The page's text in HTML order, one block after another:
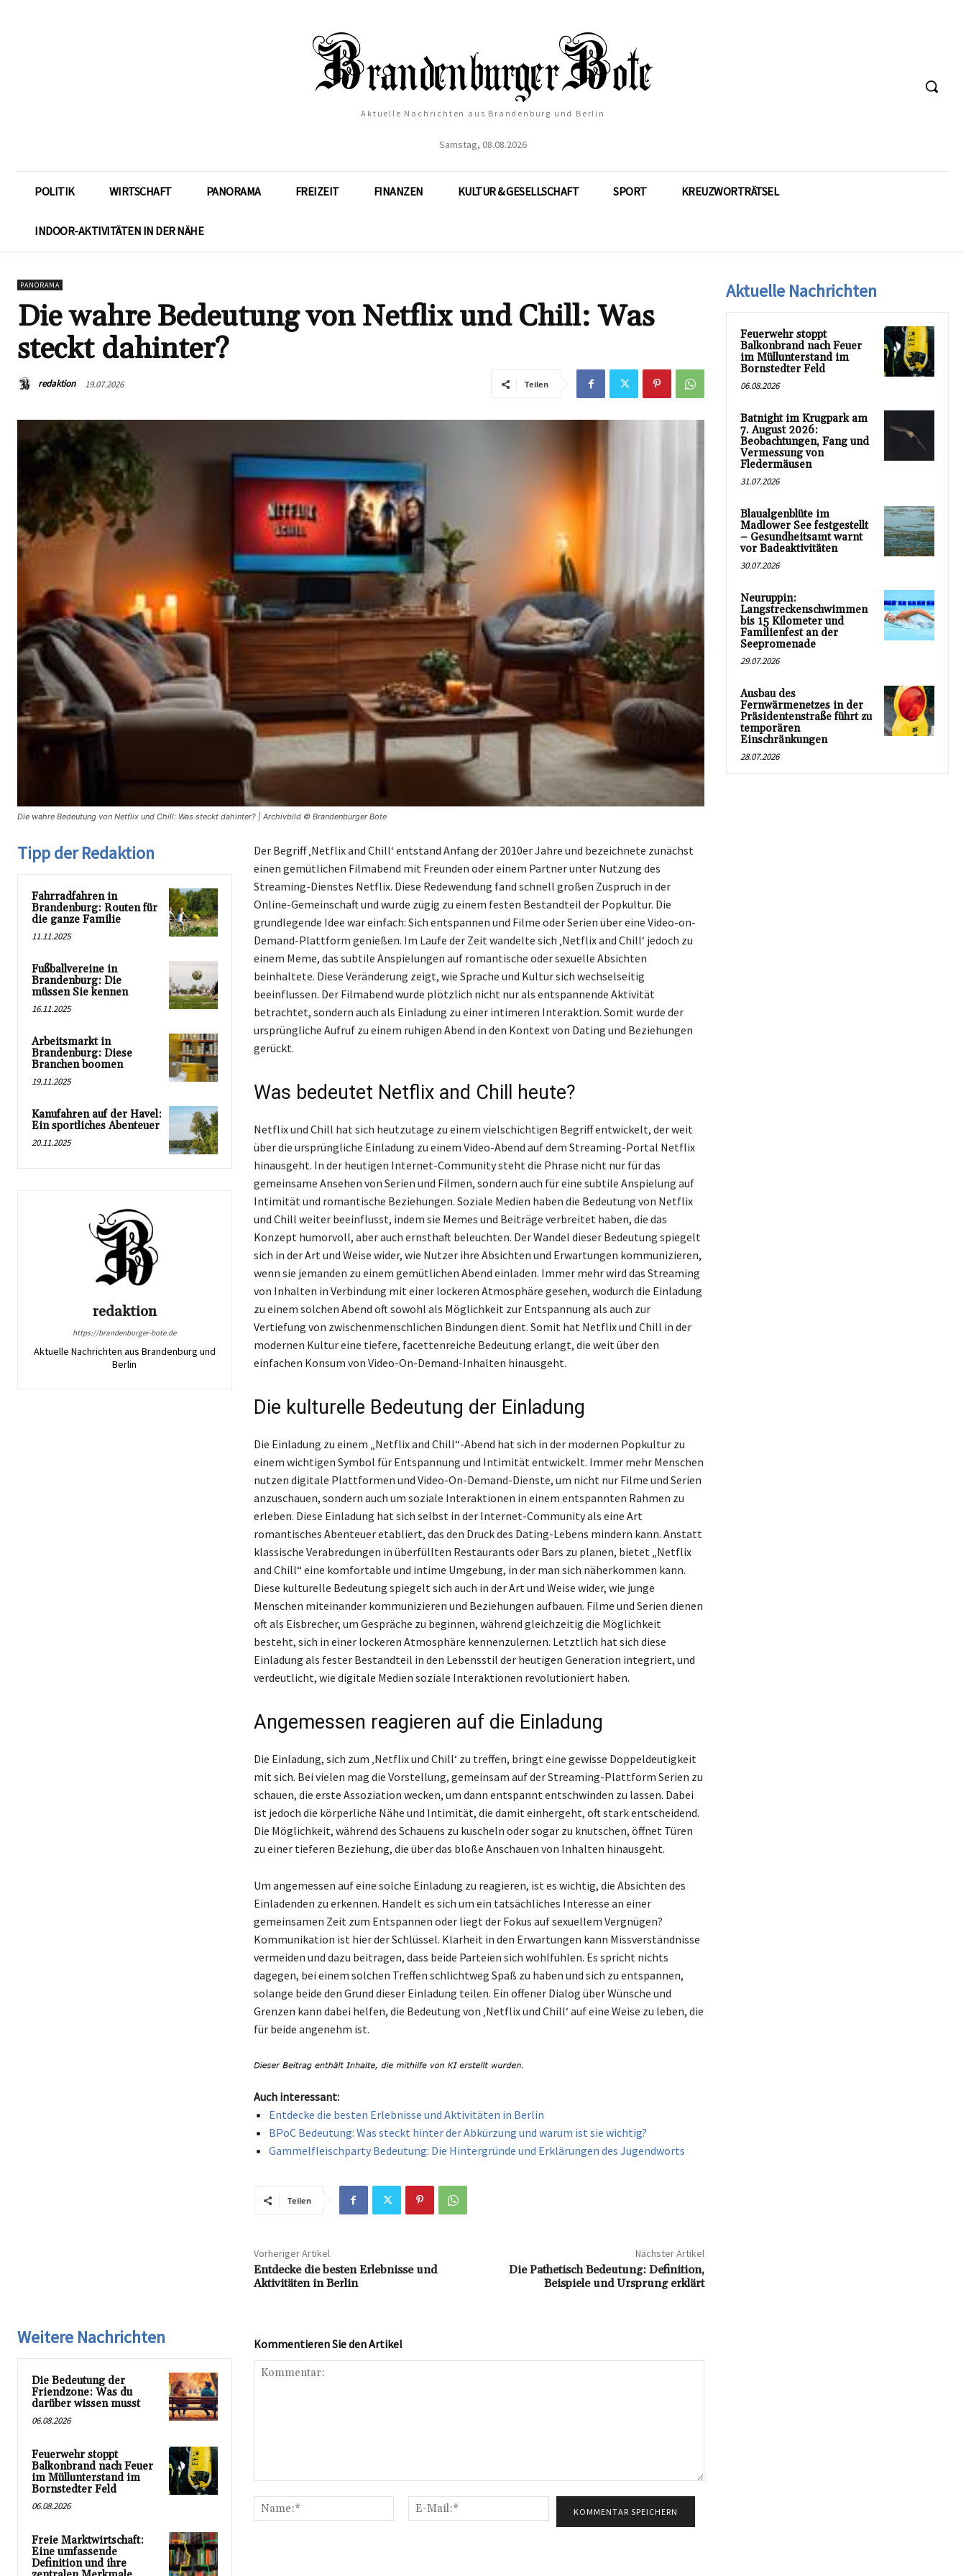
Aktuelle Nachrichten aus Brandenburg und Berlin
Samstag, 08.08.2026
POLITIK WIRTSCHAFT PANORAMA FREIZEIT FINANZEN KULTUR & GESELLSCHAFT SPORT KREUZWORTRÄTSEL
INDOOR-AKTIVITÄTEN IN DER NÄHE
PANORAMA
Die wahre Bedeutung von Netflix und Chill: Was
steckt dahinter?
redaktion 19.07.2026 Teilen
Die wahre Bedeutung von Netflix und Chill: Was steckt dahinter? | Archivbild © Brandenburger Bote
Tipp der Redaktion
Fahrradfahren in
Brandenburg: Routen für
die ganze Familie
11.11.2025
Fußballvereine in
Brandenburg: Die
müssen Sie kennen
16.11.2025
Arbeitsmarkt in
Brandenburg: Diese
Branchen boomen
19.11.2025
Kanufahren auf der Havel:
Ein sportliches Abenteuer
20.11.2025
redaktion
https://brandenburger-bote.de
Aktuelle Nachrichten aus Brandenburg und
Berlin
Der Begriff ‚Netflix and Chill‘ entstand Anfang der 2010er Jahre und bezeichnete zunächst
einen gemütlichen Filmabend mit Freunden oder einem Partner unter Nutzung des
Streaming-Dienstes Netflix. Diese Redewendung fand schnell großen Zuspruch in der
Online-Gemeinschaft und wurde zügig zu einem festen Bestandteil der Popkultur. Die
grundlegende Idee war einfach: Sich entspannen und Filme oder Serien über eine Video-on-
Demand-Plattform genießen. Im Laufe der Zeit wandelte sich ‚Netflix and Chill‘ jedoch zu
einem Meme, das subtile Anspielungen auf romantische oder sexuelle Absichten
beinhaltete. Diese Veränderung zeigt, wie Sprache und Kultur sich wechselseitig
beeinflussen. Der Filmabend wurde plötzlich nicht nur als entspannende Aktivität
betrachtet, sondern auch als Einladung zu einer intimeren Interaktion. Somit wurde der
ursprüngliche Aufruf zu einem ruhigen Abend in den Kontext von Dating und Beziehungen
gerückt.
Was bedeutet Netflix and Chill heute?
Netflix und Chill hat sich heutzutage zu einem vielschichtigen Begriff entwickelt, der weit
über die ursprüngliche Einladung zu einem Video-Abend auf dem Streaming-Portal Netflix
hinausgeht. In der heutigen Internet-Community steht die Phrase nicht nur für das
gemeinsame Ansehen von Serien und Filmen, sondern auch für eine subtile Anspielung auf
Intimität und romantische Beziehungen. Soziale Medien haben die Bedeutung von Netflix
und Chill weiter beeinflusst, indem sie Memes und Beiträge verbreitet haben, die das
Konzept humorvoll, aber auch ernsthaft beleuchten. Der Wandel dieser Bedeutung spiegelt
sich in der Art und Weise wider, wie Nutzer ihre Absichten und Erwartungen kommunizieren,
wenn sie jemanden zu einem gemütlichen Abend einladen. Immer mehr wird das Streaming
von Inhalten in Verbindung mit einer lockeren Atmosphäre gesehen, wodurch die Einladung
zu einem solchen Abend oft sowohl als Möglichkeit zur Entspannung als auch zur
Vertiefung von zwischenmenschlichen Bindungen dient. Somit hat Netflix und Chill in der
modernen Kultur eine tiefere, facettenreiche Bedeutung erlangt, die weit über den
einfachen Konsum von Video-On-Demand-Inhalten hinausgeht.
Die kulturelle Bedeutung der Einladung
Die Einladung zu einem „Netflix and Chill“-Abend hat sich in der modernen Popkultur zu
einem wichtigen Symbol für Entspannung und Intimität entwickelt. Immer mehr Menschen
nutzen digitale Plattformen und Video-On-Demand-Dienste, um nicht nur Filme und Serien
anzuschauen, sondern auch um soziale Interaktionen in einem entspannten Rahmen zu
erleben. Diese Einladung hat sich selbst in der Internet-Community als eine Art
romantisches Abenteuer etabliert, das den Druck des Dating-Lebens mindern kann. Anstatt
klassische Verabredungen in überfüllten Restaurants oder Bars zu planen, bietet „Netflix
and Chill“ eine komfortable und intime Umgebung, in der man sich näherkommen kann.
Diese kulturelle Bedeutung spiegelt sich auch in der Art und Weise wider, wie junge
Menschen miteinander kommunizieren und Beziehungen aufbauen. Filme und Serien dienen
oft als Eisbrecher, um Gespräche zu beginnen, während gleichzeitig die Möglichkeit
besteht, sich in einer lockeren Atmosphäre kennenzulernen. Letztlich hat sich diese
Einladung als fester Bestandteil in den Lebensstil der heutigen Generation integriert, und
verdeutlicht, wie digitale Medien soziale Interaktionen revolutioniert haben.
Angemessen reagieren auf die Einladung
Die Einladung, sich zum ‚Netflix und Chill‘ zu treffen, bringt eine gewisse Doppeldeutigkeit
mit sich. Bei vielen mag die Vorstellung, gemeinsam auf der Streaming-Plattform Serien zu
schauen, die erste Assoziation wecken, um dann entspannt entschwinden zu lassen. Dabei
ist jedoch die körperliche Nähe und Intimität, die damit einhergeht, oft stark entscheidend.
Die Möglichkeit, während des Schauens zu kuscheln oder sogar zu knutschen, öffnet Türen
zu einer tieferen Beziehung, die über das bloße Anschauen von Inhalten hinausgeht.
Um angemessen auf eine solche Einladung zu reagieren, ist es wichtig, die Absichten des
Einladenden zu erkennen. Handelt es sich um ein tatsächliches Interesse an einer
gemeinsamen Zeit zum Entspannen oder liegt der Fokus auf sexuellem Vergnügen?
Kommunikation ist hier der Schlüssel. Klarheit in den Erwartungen kann Missverständnisse
vermeiden und dazu beitragen, dass beide Parteien sich wohlfühlen. Es spricht nichts
dagegen, bei einem solchen Treffen schlichtweg Spaß zu haben und sich zu entspannen,
solange beide den Grund dieser Einladung teilen. Ein offener Dialog über Wünsche und
Grenzen kann dabei helfen, die Bedeutung von ‚Netflix und Chill‘ auf eine Weise zu leben, die
für beide angenehm ist.
Auch interessant:
Entdecke die besten Erlebnisse und Aktivitäten in Berlin
BPoC Bedeutung: Was steckt hinter der Abkürzung und warum ist sie wichtig?
Gammelfleischparty Bedeutung: Die Hintergründe und Erklärungen des Jugendworts
Teilen
Vorheriger Artikel
Entdecke die besten Erlebnisse und
Aktivitäten in Berlin
Nächster Artikel
Die Pathetisch Bedeutung: Definition,
Beispiele und Ursprung erklärt
Weitere Nachrichten
Die Bedeutung der
Friendzone: Was du
darüber wissen musst
06.08.2026
Feuerwehr stoppt
Balkonbrand nach Feuer
im Müllunterstand im
Bornstedter Feld
06.08.2026
Freie Marktwirtschaft:
Eine umfassende
Definition und ihre
Kommentieren Sie den Artikel
Name:*
Mail:*
Aktuelle Nachrichten
Feuerwehr stoppt
Balkonbrand nach Feuer
im Müllunterstand im
Bornstedter Feld
06.08.2026
Batnight im Krugpark am
7. August 2026:
Beobachtungen, Fang und
Vermessung von
Fledermäusen
31.07.2026
Blaualgenblüte im
Madlower See festgestellt
– Gesundheitsamt warnt
vor Badeaktivitäten
30.07.2026
Neuruppin:
Langstreckenschwimmen
bis 15 Kilometer und
Familienfest an der
Seepromenade
29.07.2026
Ausbau des
Fernwärmenetzes in der
Präsidentenstraße führt zu
temporären
Einschränkungen
28.07.2026